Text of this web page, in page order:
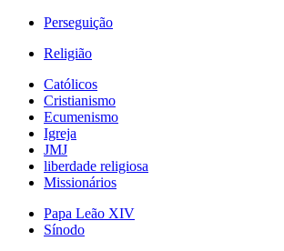
Perseguição
Religião
Católicos
Cristianismo
Ecumenismo
Igreja
JMJ
liberdade religiosa
Missionários
Papa Leão XIV
Sínodo